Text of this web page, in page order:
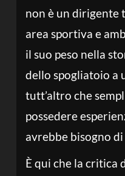
non è un dirigente
area sportiva e
il suo peso nella
dello spogliatoio a
tutt’altro che
possedere
avrebbe bisogno
È qui che la critica